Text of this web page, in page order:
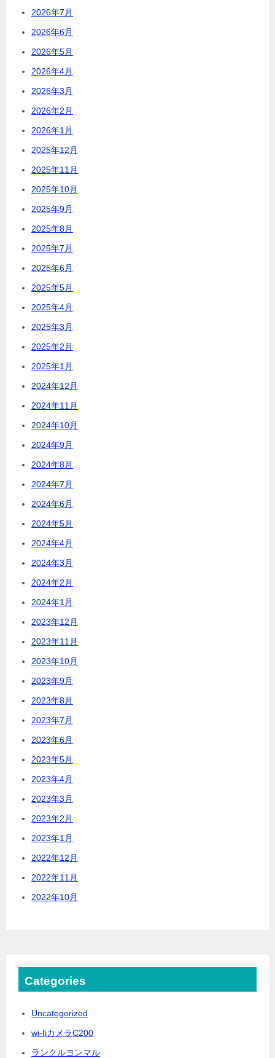
2026年7月
2026年6月
2026年5月
2026年4月
2026年3月
2026年2月
2026年1月
2025年12月
2025年11月
2025年10月
2025年9月
2025年8月
2025年7月
2025年6月
2025年5月
2025年4月
2025年3月
2025年2月
2025年1月
2024年12月
2024年11月
2024年10月
2024年9月
2024年8月
2024年7月
2024年6月
2024年5月
2024年4月
2024年3月
2024年2月
2024年1月
2023年12月
2023年11月
2023年10月
2023年9月
2023年8月
2023年7月
2023年6月
2023年5月
2023年4月
2023年3月
2023年2月
2023年1月
2022年12月
2022年11月
2022年10月
Categories
Uncategorized
wi-fiカメラC200
ランクルヨンマル